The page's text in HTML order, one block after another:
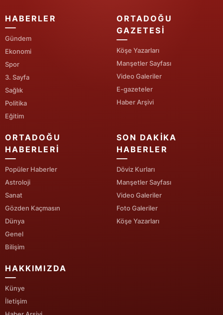
Tunceli
Şanlıurfa
Aksaray
Bayburt
Karaman
Kırıkkale
HABERLER
Gündem
Ekonomi
Spor
3. Sayfa
Sağlık
Politika
Eğitim
ORTADOĞU
GAZETESI
Köşe Yazarları
Manşetler Sayfası
Video Galeriler
E-gazeteler
Haber Arşivi
ORTADOĞU
HABERLERI
Popüler Haberler
Astroloji
Sanat
Gözden Kaçmasın
Dünya
Genel
Bilişim
SON DAKIKA
HABERLER
Döviz Kurları
Manşetler Sayfası
Video Galeriler
Foto Galeriler
Köşe Yazarları
HAKKIMIZDA
Künye
İletişim